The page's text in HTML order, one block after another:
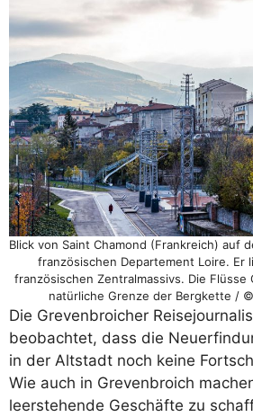
Blick von Saint Chamond (Frankreich) auf
französischen Departement Loire. Er
französischen Zentralmassivs. Die Flüsse
natürliche Grenze der Bergkette /
Die Grevenbroicher
beobachtet, dass die
in der Altstadt noch keine
Wie auch in Grevenbroich
leerstehende Geschäfte zu